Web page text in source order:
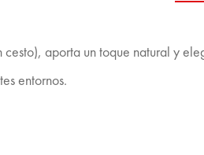
aporta un toque natural y
entornos.